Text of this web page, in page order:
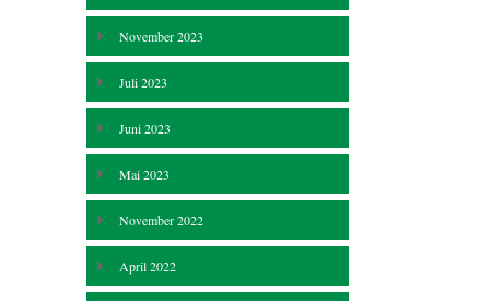
November 2023
Juli 2023
Juni 2023
Mai 2023
November 2022
April 2022